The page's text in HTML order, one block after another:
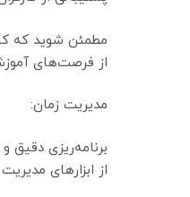
مطمئن شوید که
از فرصت‌های
مدیریت زمان:
برنامه‌ریزی دقیق
از ابزارهای